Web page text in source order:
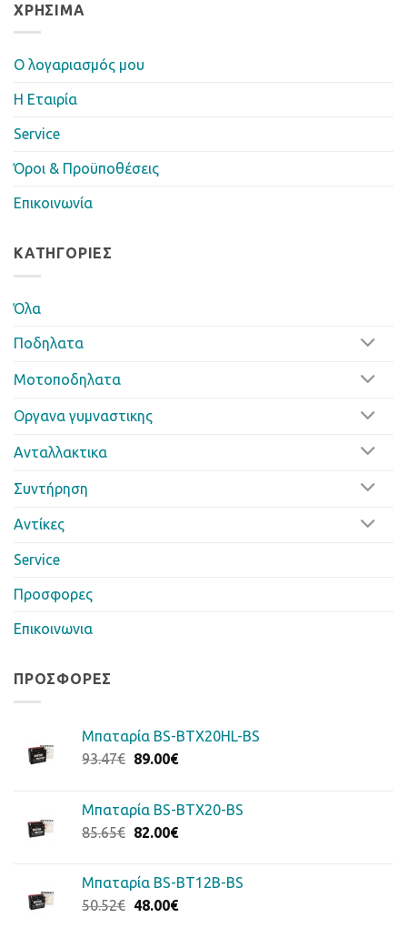
ΧΡΉΣΙΜΑ
Ο λογαριασμός μου
Η Eταιρία
Service
Όροι & Προϋποθέσεις
Επικοινωνία
ΚΑΤΗΓΟΡΊΕΣ
Όλα
Ποδηλατα
Μοτοποδηλατα
Οργανα γυμναστικης
Ανταλλακτικα
Συντήρηση
Αντίκες
Service
Προσφορες
Επικοινωνια
ΠΡΟΣΦΟΡΈΣ
Μπαταρία BS-BTX20HL-BS
93.47€ Original
93.47€.
89.00€Η
είναι:
89.00€.
Μπαταρία BS-BTX20-BS
85.65€ Original
85.65€.
82.00€Η
είναι:
82.00€.
Μπαταρία BS-BT12B-BS
50.52€ Original
48.00€Η